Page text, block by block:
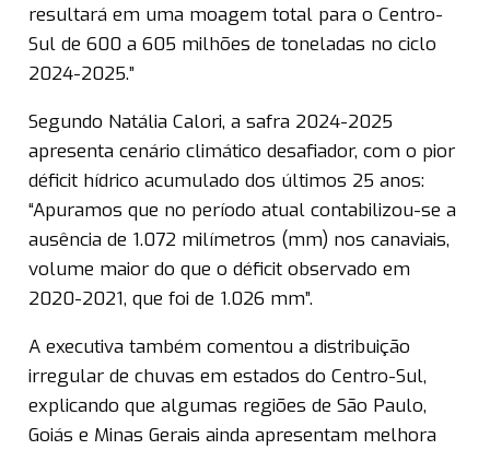
resultará em uma moagem total para o Centro-
Sul de 600 a 605 milhões de toneladas no ciclo
2024-2025.”
Segundo Natália Calori, a safra 2024-2025
apresenta cenário climático desafiador, com o pior
déficit hídrico acumulado dos últimos 25 anos:
“Apuramos que no período atual contabilizou-se a
ausência de 1.072 milímetros (mm) nos canaviais,
volume maior do que o déficit observado em
2020-2021, que foi de 1.026 mm”.
A executiva também comentou a distribuição
irregular de chuvas em estados do Centro-Sul,
explicando que algumas regiões de São Paulo,
Goiás e Minas Gerais ainda apresentam melhora